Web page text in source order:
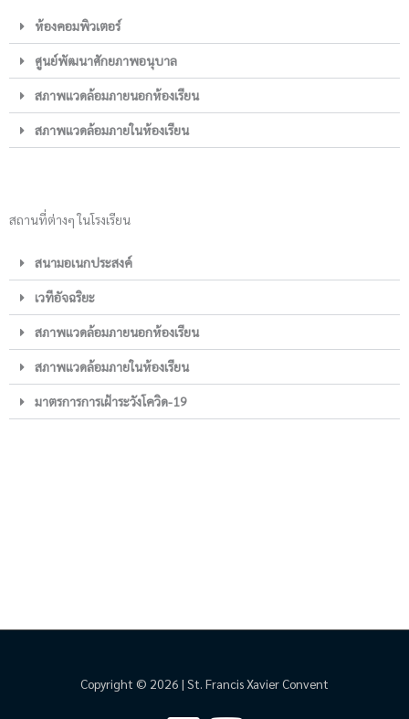
ห้องคอมพิวเตอร์
ศูนย์พัฒนาศักยภาพอนุบาล
สภาพแวดล้อมภายนอกห้องเรียน
สภาพแวดล้อมภายในห้องเรียน
สถานที่ต่างๆ ในโรงเรียน
สนามอเนกประสงค์
เวทีอัจฉริยะ
สภาพแวดล้อมภายนอกห้องเรียน
สภาพแวดล้อมภายในห้องเรียน
มาตรการการเฝ้าระวังโควิด-19
Copyright © 2026 | St. Francis Xavier Convent